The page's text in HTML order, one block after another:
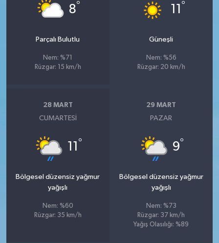
8°
Parçalı Bulutlu
Nem: %71
Rüzgar: 15 km/h
11 °
Güneşli
Nem: %56
Rüzgar: 20 km/h
28 MART
CUMARTESI
11 °
Bölgesel düzensiz yağmur
yağışlı
Nem: %60
Rüzgar: 35 km/h
29 MART
PAZAR
9°
Bölgesel düzensiz yağmur
yağışlı
Nem: %73
Rüzgar: 37 km/h
Yağış Olasılığı: %89